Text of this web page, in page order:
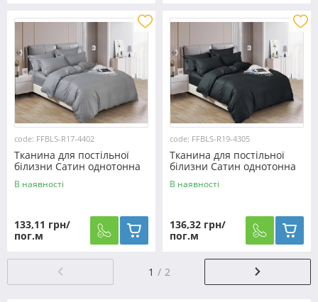
code: FFBLS-R17-4402
Тканина для постільної
білизни Сатин однотонна
S-R17-4402 (50м)
В наявності
133,11 грн/
пог.м
code: FFBLS-R19-4305
Тканина для постільної
білизни Сатин однотонна
S-R19-4305 (50м)
В наявності
136,32 грн/
пог.м
1 2